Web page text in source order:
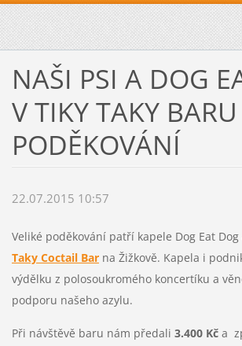
NAŠI PSI A DOG
V TIKY TAKY
PODĚKOVÁNÍ
22.07.2015 10:57
Veliké poděkování patří kapele Dog Eat
Taky Coctail Barna Žižkově. Kapela i
výdělku z polosoukromého koncertíku a
podporu našeho azylu.
Při návštěvě baru nám předali 3.400 Kč a